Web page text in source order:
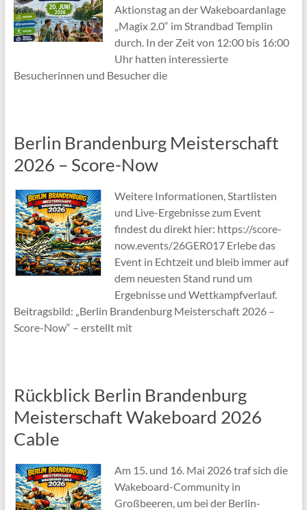
Aktionstag an der Wakeboardanlage
„Magix 2.0“ im Strandbad Templin
durch. In der Zeit von 12:00 bis 16:00
Uhr hatten interessierte
Besucherinnen und Besucher die
Berlin Brandenburg Meisterschaft
2026 – Score-Now
Weitere Informationen, Startlisten
und Live-Ergebnisse zum Event
findest du direkt hier: https://score-
now.events/26GER017 Erlebe das
Event in Echtzeit und bleib immer auf
dem neuesten Stand rund um
Ergebnisse und Wettkampfverlauf.
Beitragsbild: „Berlin Brandenburg Meisterschaft 2026 –
Score-Now“ – erstellt mit
Rückblick Berlin Brandenburg
Meisterschaft Wakeboard 2026
Cable
Am 15. und 16. Mai 2026 traf sich die
Wakeboard-Community in
Großbeeren, um bei der Berlin-